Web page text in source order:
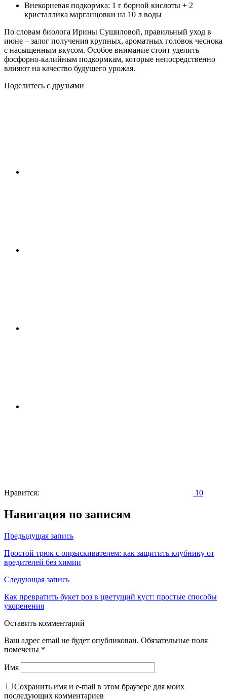
Внекорневая подкормка: 1 г борной кислоты + 2
кристаллика марганцовки на 10 л воды
По словам биолога Ирины Сушиловой, правильный уход в
июне – залог получения крупных, ароматных головок чеснока
с насыщенным вкусом. Особое внимание стоит уделить
фосфорно-калийным подкормкам, которые непосредственно
влияют на качество будущего урожая.
Поделитесь с друзьями
Нравится: 10
Навигация по записям
Предыдущая запись
Простой трюк с опрыскивателем: как защитить клубнику от
вредителей без химии
Следующая запись
Как превратить букет роз в цветущий куст: простые способы
укоренения
Оставить комментарий
Ваш адрес email не будет опубликован. Обязательные поля
помечены *
Имя
Сохранить имя и e-mail в этом браузере для моих
последующих комментариев